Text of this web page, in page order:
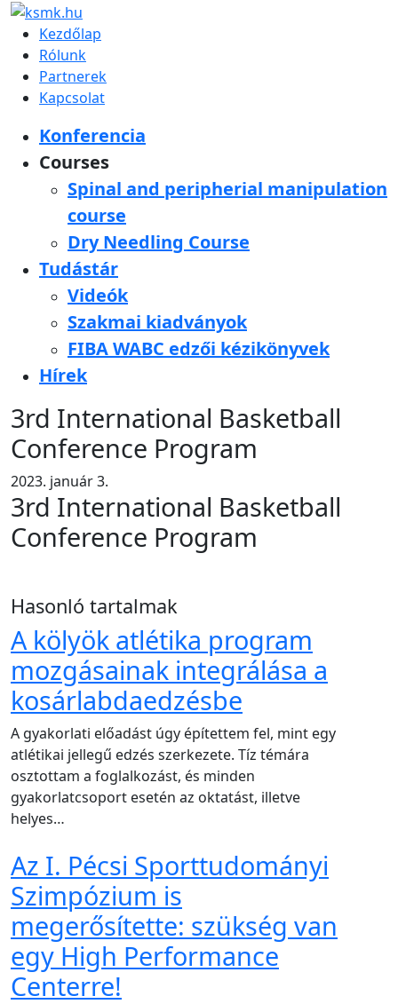
Kezdőlap
Rólunk
Partnerek
Kapcsolat
Konferencia
Courses
Spinal and peripherial manipulation
course
Dry Needling Course
Tudástár
Videók
Szakmai kiadványok
FIBA WABC edzői kézikönyvek
Hírek
3rd International Basketball
Conference Program
2023. január 3.
3rd International Basketball
Conference Program
Hasonló tartalmak
A kölyök atlétika program
mozgásainak integrálása a
kosárlabdaedzésbe
A gyakorlati előadást úgy építettem fel, mint egy
atlétikai jellegű edzés szerkezete. Tíz témára
osztottam a foglalkozást, és minden
gyakorlatcsoport esetén az oktatást, illetve
helyes…
Az I. Pécsi Sporttudományi
Szimpózium is
megerősítette: szükség van
egy High Performance
Centerre!